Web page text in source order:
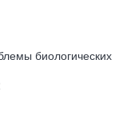
биологических